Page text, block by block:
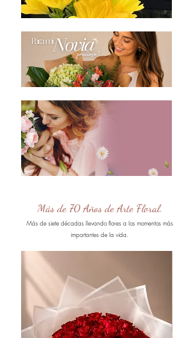
Más de 70 Años de Arte Floral.
Más de siete décadas llevando flores a los momentos más
importantes de la vida.